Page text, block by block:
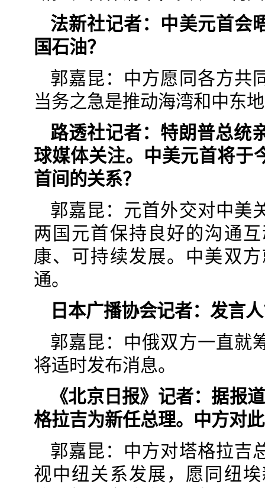
法新社记者：中美元首会
国石油？
郭嘉昆：中方愿同各方共
当务之急是推动海湾和中东
路透社记者：特朗普总统
球媒体关注。中美元首将于
首间的关系？
郭嘉昆：元首外交对中美
两国元首保持良好的沟通
康、可持续发展。中美双
通。
日本广播协会记者：发言
郭嘉昆：中俄双方一直就
将适时发布消息。
《北京日报》记者：据报
格拉吉为新任总理。中方对
郭嘉昆：中方对塔格拉吉
视中纽关系发展，愿同纽